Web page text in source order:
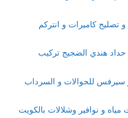
تصليح كاميرات و انتركم
هندي الضجيج تركيب
سيرفس للجوالات و السرداب
و نوافير وشلالات بالكويت